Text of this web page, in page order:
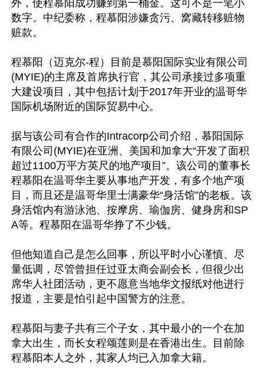
外，使程慕阳成功赚到第一桶金。这可不是一笔小
数字。中纪委称，程慕阳涉嫌贪污、窝藏转移赃物
赃款。
程慕阳（迈克尔-程）目前是慕阳国际实业有限公司
(MYIE)的主席及首席执行官，其公司承接过多项重
大建设项目，其中包括计划于2017年开业的温哥华
国际机场附近的国际贸易中心。
据与该公司有合作的Intracorp公司介绍，慕阳国际
有限公司(MYIE)在亚洲、美国和加拿大“开发了面积
超过1100万平方英尺的地产项目”。该公司的董事长
程慕阳在温哥华主要从事地产开发，有多个地产项
目，而且还是温哥华里士满豪华“身活馆”的老板。该
身活馆内有游泳池、按摩房、瑜伽房、健身房和SP
A等。程慕阳在温哥华挣了不少钱。
但他知道自己是怎么回事，所以平时小心谨慎、尽
量低调，尽管曾担任过亚太商会副会长，但很少出
席华人社团活动，更不愿意当地华文报纸对他进行
报道，主要是怕引起中国警方的注意。
程慕阳与妻子共有三个子女，其中最小的一个在加
拿大出生，而长女程颂莲则是在香港出生。目前除
程慕阳本人之外，其家人均已入加拿大籍。